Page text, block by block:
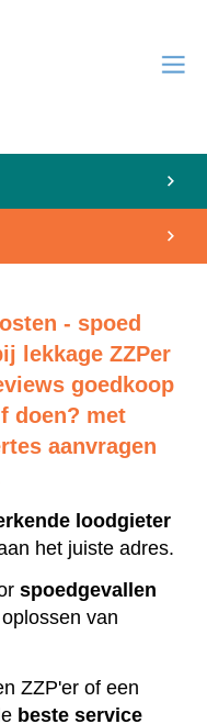
- spoed
lekkage ZZPer
goedkoop
doen? met
aanvragen
loodgieter
het juiste adres.
spoedgevallen
van
ZZP'er of een
beste service